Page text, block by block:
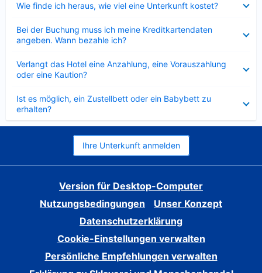
Wie finde ich heraus, wie viel eine Unterkunft kostet?
Bei der Buchung muss ich meine Kreditkartendaten
angeben. Wann bezahle ich?
Verlangt das Hotel eine Anzahlung, eine Vorauszahlung
oder eine Kaution?
Ist es möglich, ein Zustellbett oder ein Babybett zu
erhalten?
Ihre Unterkunft anmelden
Version für Desktop-Computer
Nutzungsbedingungen
Unser Konzept
Datenschutzerklärung
Cookie-Einstellungen verwalten
Persönliche Empfehlungen verwalten